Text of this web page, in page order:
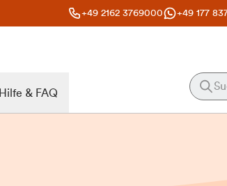
+49 2162 3769000 +49 177
Hilfe & FAQ